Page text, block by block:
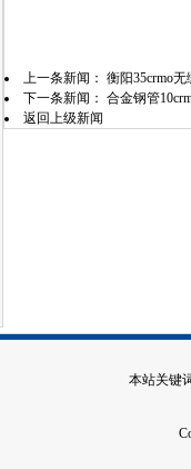
上一条新闻： 衡阳35crmo
下一条新闻： 合金钢管
返回上级新闻
本站关键